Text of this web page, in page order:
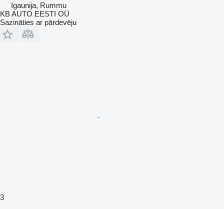
Igaunija, Rummu
KB AUTO EESTI OÜ
Sazināties ar pārdevēju
3